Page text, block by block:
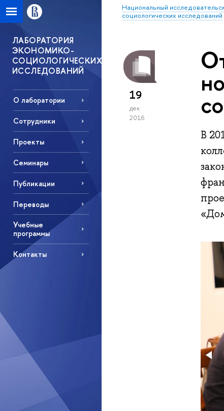
Национальный
социологических исследований
ЛАБОРАТОРИЯ
ЭКОНОМИКО-
СОЦИОЛОГИЧЕСКИХ
ИССЛЕДОВАНИЙ
О лаборатории
Сотрудники
Проекты
Семинары
Публикации
Переводы
Учебные
программы
Контакты
19
дек
2016
В